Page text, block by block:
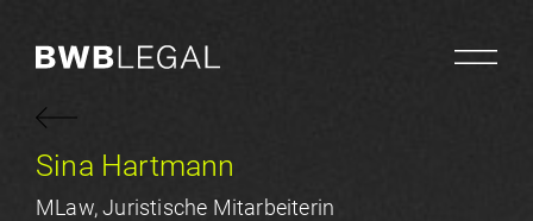
Sina Hartmann
MLaw, Juristische Mitarbeiterin